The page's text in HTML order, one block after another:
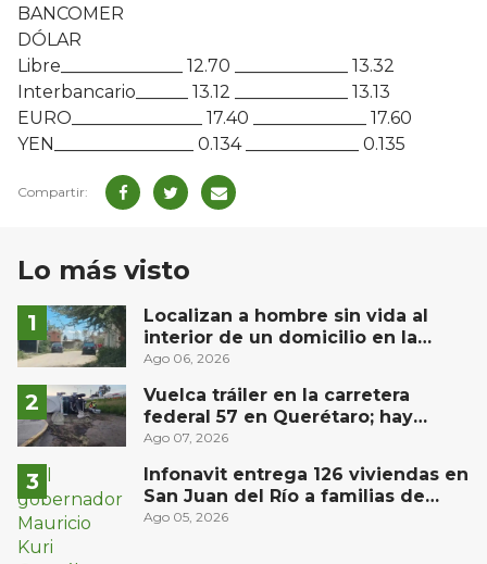
BANCOMER
DÓLAR
Libre______________ 12.70 _____________ 13.32
Interbancario______ 13.12 _____________ 13.13
EURO_______________ 17.40 _____________ 17.60
YEN________________ 0.134 _____________ 0.135
Lo más visto
Localizan a hombre sin vida al
interior de un domicilio en la
comunidad El Rodeo, San Juan del
Ago 06, 2026
Vuelca tráiler en la carretera
federal 57 en Querétaro; hay
derrame de combustible
Ago 07, 2026
Infonavit entrega 126 viviendas en
San Juan del Río a familias de
bajos ingresos
Ago 05, 2026